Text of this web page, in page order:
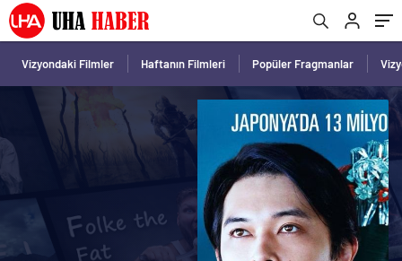
Vizyondaki Filmler Haftanın Filmleri Popüler Fragmanlar